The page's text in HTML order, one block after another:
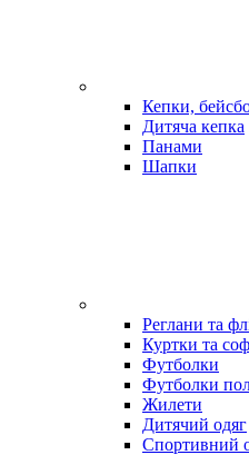
Кепки,
Дитяча кепка
Панами
Шапки
Реглани та
Куртки та
Футболки
Футболки
Жилети
Дитячий одяг
Спортивний